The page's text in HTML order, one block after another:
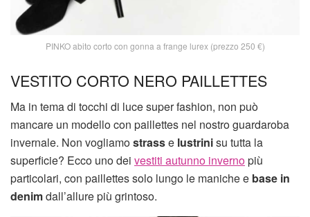
PINKO abito corto con gonna a frange lurex (prezzo 250 €)
VESTITO CORTO NERO PAILLETTES
Ma in tema di tocchi di luce super fashion, non può
mancare un modello con paillettes nel nostro guardaroba
invernale. Non vogliamostrasse lustrinisu tutta la
superficie? Ecco uno dei vestiti autunno invernopiù
particolari, con paillettes solo lungo le maniche e base in
denimdall’allure più grintoso.